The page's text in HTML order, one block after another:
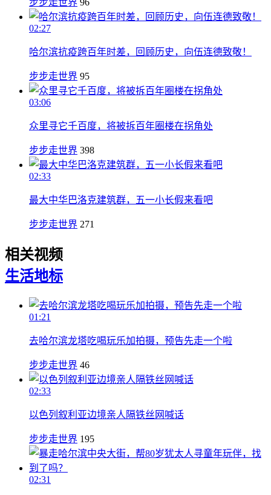
步步走世界 96
02:27
哈尔滨抗疫跨百年时差，回顾历史，向伍连德致敬！
步步走世界 95
03:06
众里寻它千百度，将被拆百年圈楼在拐角处
步步走世界 398
02:33
最大中华巴洛克建筑群，五一小长假来看吧
步步走世界 271
相关视频
生活地标
01:21
去哈尔滨龙塔吃喝玩乐加拍摄，预告先走一个啦
步步走世界 46
02:33
以色列叙利亚边境亲人隔铁丝网喊话
步步走世界 195
02:31